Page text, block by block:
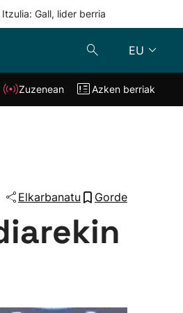
Gall, lider berria
EU
Klisk Zuzenean
Zuzenean Azken berriak
Elkarbanatu Gorde